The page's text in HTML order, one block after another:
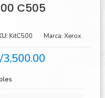
C505
KitC500 Marca: Xerox
3,500.00